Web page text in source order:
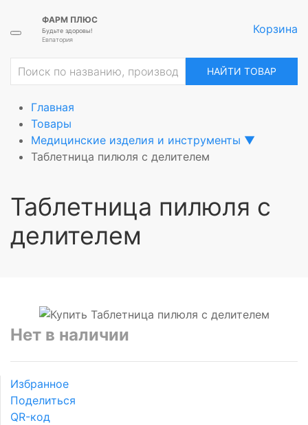
ФАРМ ПЛЮС
Будьте здоровы!
Евпатория
Корзина
НАЙТИ ТОВАР
Главная
Товары
Медицинские изделия и инструменты ▼
Таблетница пилюля с делителем
Таблетница пилюля с
делителем
Нет в наличии
Избранное
Поделиться
QR-код